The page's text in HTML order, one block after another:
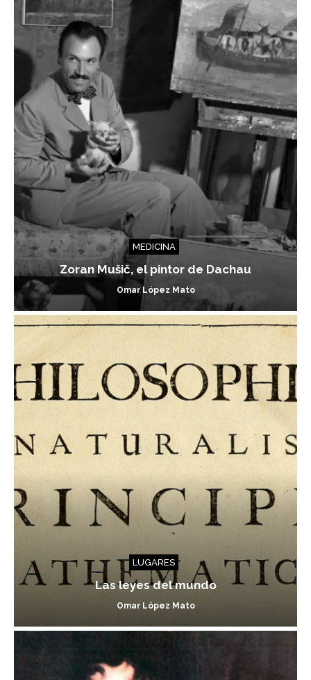
MEDICINA
Zoran Mušič, el pintor de Dachau
Omar López Mato
LUGARES
Las leyes del mundo
Omar López Mato